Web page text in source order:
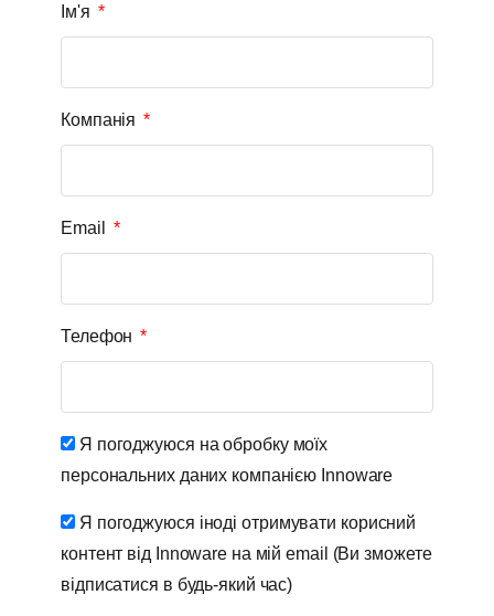
Ім'я
Компанія
Email
Телефон
Я погоджуюся на обробку моїх
персональних даних компанією Innoware
Я погоджуюся іноді отримувати корисний
контент від Innoware на мій email (Ви зможете
відписатися в будь-який час)